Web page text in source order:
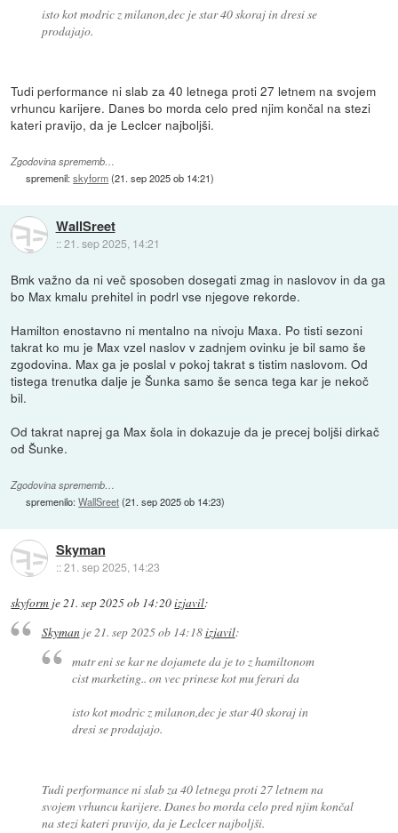
isto kot modric z milanon,dec je star 40 skoraj in dresi se
prodajajo.
Tudi performance ni slab za 40 letnega proti 27 letnem na svojem
vrhuncu karijere. Danes bo morda celo pred njim končal na stezi
kateri pravijo, da je Leclcer najboljši.
Zgodovina sprememb…
spremenil:skyform(21. sep 2025 ob 14:21)
WallSreet
::21. sep 2025, 14:21
Bmk važno da ni več sposoben dosegati zmag in naslovov in da ga
bo Max kmalu prehitel in podrl vse njegove rekorde.
Hamilton enostavno ni mentalno na nivoju Maxa. Po tisti sezoni
takrat ko mu je Max vzel naslov v zadnjem ovinku je bil samo še
zgodovina. Max ga je poslal v pokoj takrat s tistim naslovom. Od
tistega trenutka dalje je Šunka samo še senca tega kar je nekoč
bil.
Od takrat naprej ga Max šola in dokazuje da je precej boljši dirkač
od Šunke.
Zgodovina sprememb…
spremenilo:WallSreet(21. sep 2025 ob 14:23)
Skyman
::21. sep 2025, 14:23
skyform je21. sep 2025 ob 14:20izjavil:
Skymanje21. sep 2025 ob 14:18izjavil:
matr eni se kar ne dojamete da je to z hamiltonom
cist marketing.. on vec prinese kot mu ferari da
isto kot modric z milanon,dec je star 40 skoraj in
dresi se prodajajo.
Tudi performance ni slab za 40 letnega proti 27 letnem na
svojem vrhuncu karijere. Danes bo morda celo pred njim končal
na stezi kateri pravijo, da je Leclcer najboljši.